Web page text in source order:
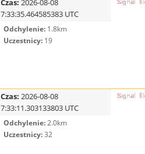
Czas: 2026-08-08
7:33:35.464585383 UTC
Odchylenie: 1.8km
Uczestnicy: 19
Czas: 2026-08-08
7:33:11.303133803 UTC
Odchylenie:2.0km
Uczestnicy:32